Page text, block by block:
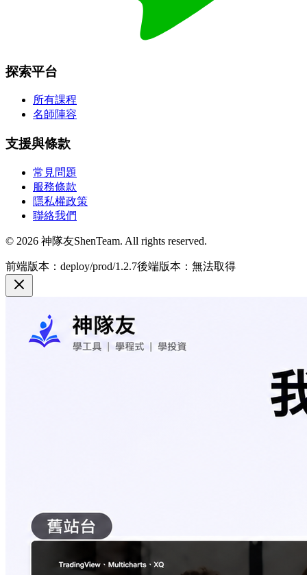
探索平台
所有課程
名師陣容
支援與條款
常見問題
服務條款
隱私權政策
聯絡我們
© 2026 神隊友ShenTeam. All rights reserved.
前端版本：deploy/prod/1.2.7後端版本：無法取得